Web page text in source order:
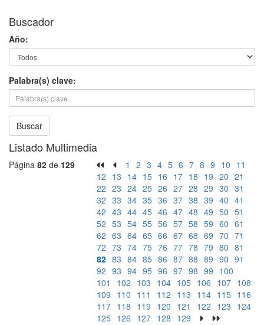
Buscador
Año:
Palabra(s) clave:
Buscar
Listado Multimedia
Página 82 de 129 1 2 3 4 5 6 7 8 9 10 11
12 13 14 15 16 17 18 19 20 21
22 23 24 25 26 27 28 29 30 31
32 33 34 35 36 37 38 39 40 41
42 43 44 45 46 47 48 49 50 51
52 53 54 55 56 57 58 59 60 61
62 63 64 65 66 67 68 69 70 71
72 73 74 75 76 77 78 79 80 81
82 83 84 85 86 87 88 89 90 91
92 93 94 95 96 97 98 99 100
101
102 103 104 105 106 107 108
109 110 111 112 113 114 115 116
117 118 119 120 121 122 123 124
125 126 127 128 129